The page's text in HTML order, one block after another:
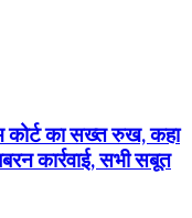
कोर्ट का सख्त रुख, कहा
कार्रवाई, सभी सबूत